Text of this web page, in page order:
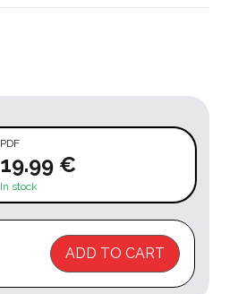
PDF
19.99 €
In stock
ADD TO CART